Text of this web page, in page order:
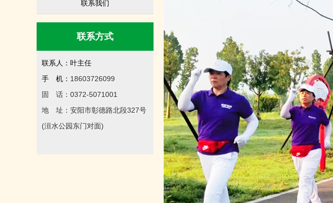
联系我们
联系方式
联系人：叶主任
手 机： 18603726099
固 话：0372-5071001
地 址：安阳市彰德路北段327号
(洹水公园东门对面)